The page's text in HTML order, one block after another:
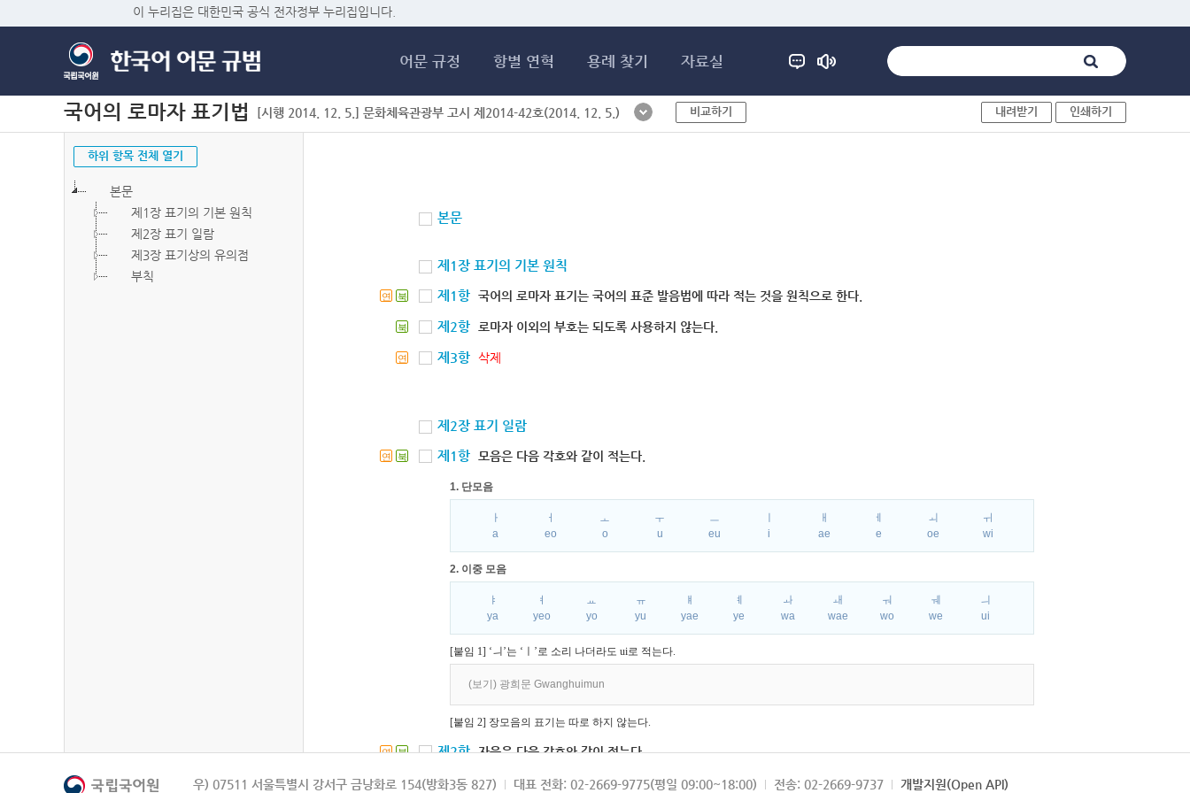
이 누리집은 대한민국 공식 전자정부 누리집입니다.
어문 규정 항별 연혁 용례 찾기 자료실
국어의 로마자 표기법 [시행 2014. 12. 5.] 문화체육관광부 고시 제2014-42호(2014. 12. 5.) 비교하기 내려받기 인쇄하기
하위 항목 전체 열기
본문
제1장 표기의 기본 원칙
제2장 표기 일람
제3장 표기상의 유의점
부칙
본문
제1장 표기의 기본 원칙
연 북 제1항 국어의 로마자 표기는 국어의 표준 발음법에 따라 적는 것을 원칙으로 한다.
북 제2항 로마자 이외의 부호는 되도록 사용하지 않는다.
연 제3항 삭제
제2장 표기 일람
연 북 제1항 모음은 다음 각호와 같이 적는다.
1. 단모음
ㅏ
a
ㅓ
eo
ㅗ
o
ㅜ
u
ㅡ
eu
i
ㅐ
ae
ㅔ
e
ㅚ
oe
ㅟ
wi
2. 이중 모음
ㅑ
ya
ㅕ
yeo
ㅛ
yo
ㅠ
yu
ㅒ
yae
ㅖ
ye
ㅘ
wa
ㅙ
wae
ㅝ
wo
ㅞ
we
ㅢ
ui
[붙임 1] ‘ㅢ’는 ‘ㅣ’로 소리 나더라도 ui로 적는다.
(보기) 광희문 Gwanghuimun
[붙임 2] 장모음의 표기는 따로 하지 않는다.
연 북 제2항 자음은 다음 각호와 같이 적는다.
1. 파열음
우) 07511 서울특별시 강서구 금낭화로 154(방화3동 827) 대표 전화: 02-2669-9775(평일 09:00~18:00) 전송: 02-2669-9737 개발지원(Open API)